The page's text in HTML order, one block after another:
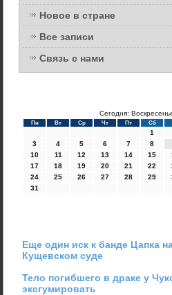
Новое в стране
Все записи
Связь с нами
Сегодня:
Пн Вт Ср Чт Пт Сб
1
3
4 5 6 7 8
10
11 12 13 14 15
17
18 19 20 21 22
24
25 26 27 28 29
31
Еще один иск к банде Цапка
Кущевском суде
Тело погибшего в драке у
эксгумировать